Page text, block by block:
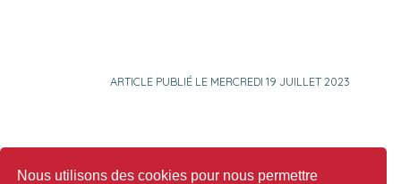
Nous utilisons des cookies pour nous permettre
ARTICLE PUBLIÉ LE MERCREDI 19 JUILLET 2023